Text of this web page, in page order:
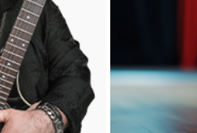
3 декабря 13:00